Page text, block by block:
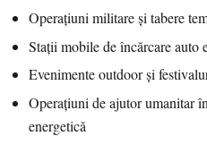
Operațiuni militare și tabere
Stații mobile de încărcare auto
Evenimente outdoor și
Operațiuni de ajutor umanitar
energetică